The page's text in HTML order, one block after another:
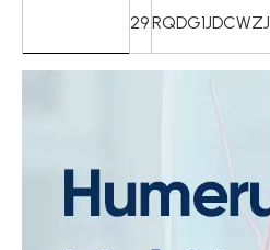
29RQDG1JDCWZJ